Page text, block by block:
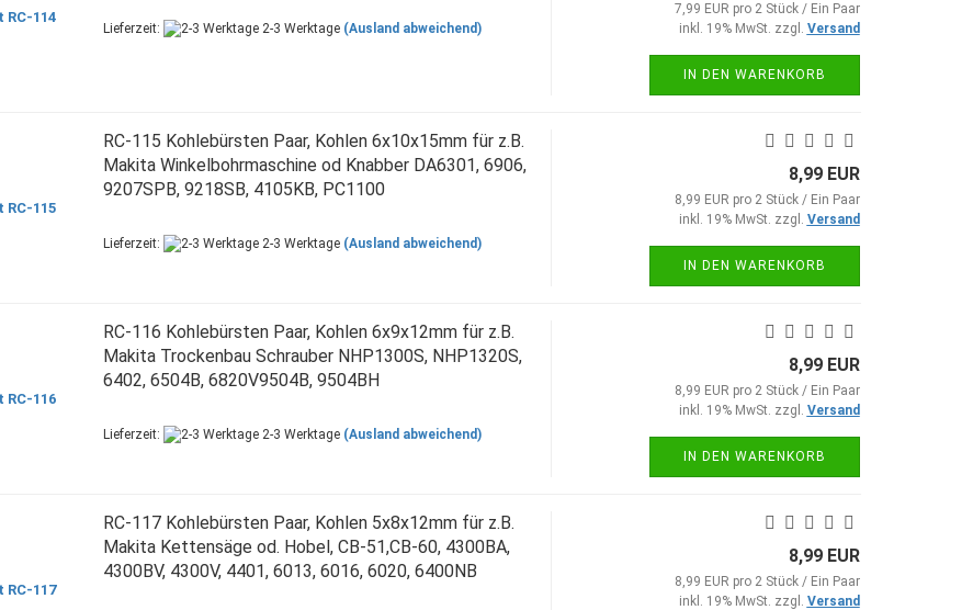
Lieferzeit: 2-3 Werktage (Ausland abweichend)
7,99 EUR pro 2 Stück / Ein Paar
inkl. 19% MwSt. zzgl. Versand
IN DEN WARENKORB
RC-115 Kohlebürsten Paar, Kohlen 6x10x15mm für z.B.
Makita Winkelbohrmaschine od Knabber DA6301, 6906,
9207SPB, 9218SB, 4105KB, PC1100
Lieferzeit: 2-3 Werktage (Ausland abweichend)
8,99 EUR
8,99 EUR pro 2 Stück / Ein Paar
inkl. 19% MwSt. zzgl. Versand
IN DEN WARENKORB
RC-116 Kohlebürsten Paar, Kohlen 6x9x12mm für z.B.
Makita Trockenbau Schrauber NHP1300S, NHP1320S,
6402, 6504B, 6820V9504B, 9504BH
Lieferzeit: 2-3 Werktage (Ausland abweichend)
8,99 EUR
8,99 EUR pro 2 Stück / Ein Paar
inkl. 19% MwSt. zzgl. Versand
IN DEN WARENKORB
RC-117 Kohlebürsten Paar, Kohlen 5x8x12mm für z.B.
Makita Kettensäge od. Hobel, CB-51,CB-60, 4300BA,
4300BV, 4300V, 4401, 6013, 6016, 6020, 6400NB
8,99 EUR
8,99 EUR pro 2 Stück / Ein Paar
inkl. 19% MwSt. zzgl. Versand